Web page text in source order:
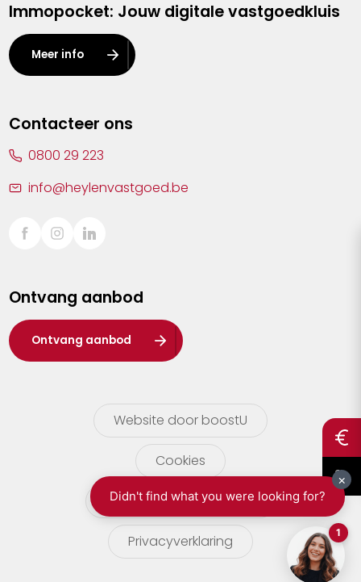
Kalmthout
Leuven
Lier
Sint-Truiden
Waasland
Wuustwezel
Zoersel
Immopocket: Jouw digitale vastgoedkluis
Meer info
Contacteer ons
0800 29 223
info@heylenvastgoed.be
Ontvang aanbod
Ontvang aanbod
Website door boostU
Cookies
gebruikersvoorwaarden
Privacyverklaring